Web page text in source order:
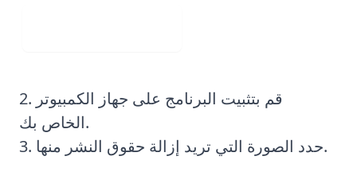
قم بتثبيت البرنامج على جهاز الكمبيوتر
الخاص بك.
حدد الصورة التي تريد إزالة حقوق النشر منها.